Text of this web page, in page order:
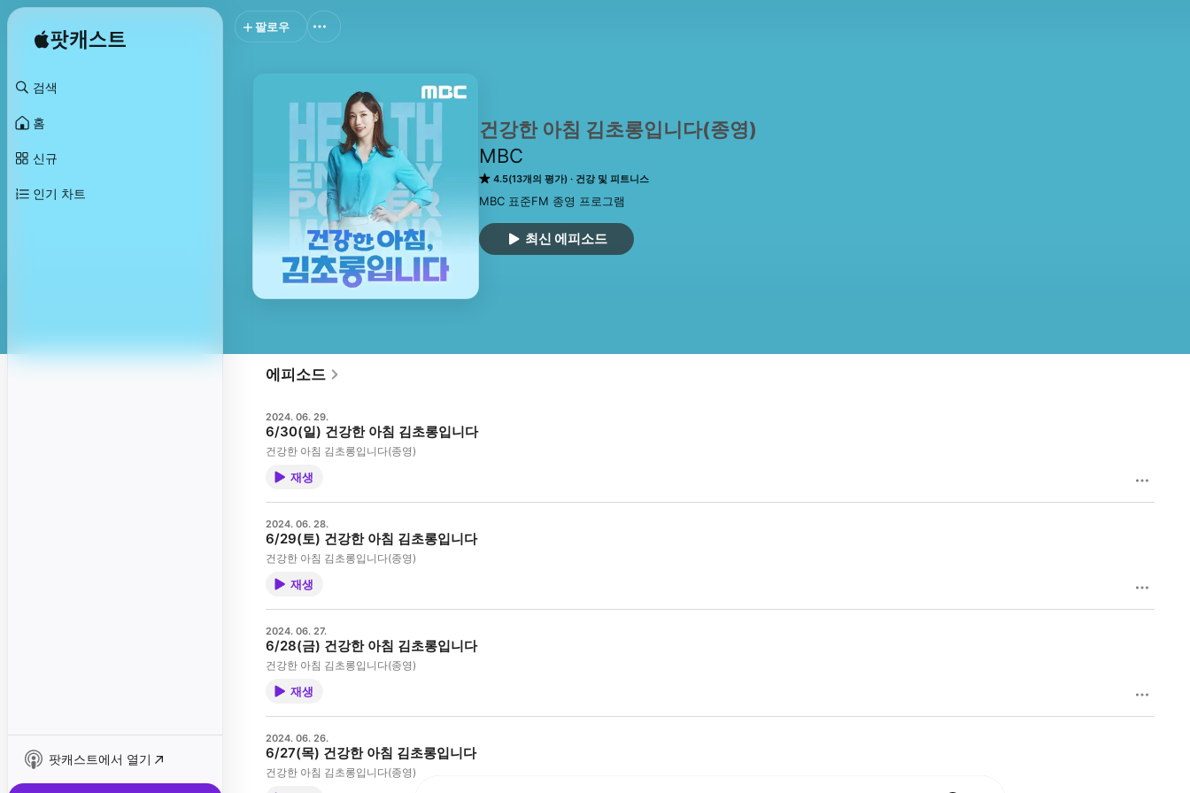
검색
홈
신규
인기 차트
팟캐스트에서 열기
건강한 아침 김초롱입니다(종영)
MBC
4.5(13개의 평가) 건강 및 피트니스
MBC 표준FM 종영 프로그램
최신 에피소드
팔로우
에피소드
2024. 06. 29.
6/30(일) 건강한 아침 김초롱입니다
건강한 아침 김초롱입니다(종영)
재생
2024. 06. 28.
6/29(토) 건강한 아침 김초롱입니다
건강한 아침 김초롱입니다(종영)
재생
2024. 06. 27.
6/28(금) 건강한 아침 김초롱입니다
건강한 아침 김초롱입니다(종영)
재생
2024. 06. 26.
6/27(목) 건강한 아침 김초롱입니다
건강한 아침 김초롱입니다(종영)